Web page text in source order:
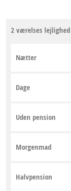
2 værelses
Nætter
Dage
Uden pension
Morgenmad
Halvpension